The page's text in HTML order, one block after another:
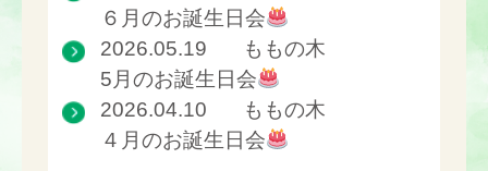
６月のお誕生日会
2026.05.19
ももの木
5月のお誕生日会
2026.04.10
ももの木
４月のお誕生日会